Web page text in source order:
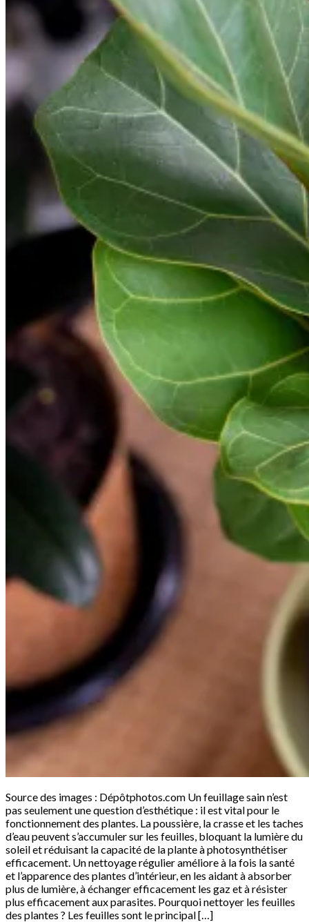
Source des images : Dépôtphotos.com Un feuillage sain n’est
pas seulement une question d’esthétique : il est vital pour le
fonctionnement des plantes. La poussière, la crasse et les taches
d’eau peuvent s’accumuler sur les feuilles, bloquant la lumière du
soleil et réduisant la capacité de la plante à photosynthétiser
efficacement. Un nettoyage régulier améliore à la fois la santé
et l’apparence des plantes d’intérieur, en les aidant à absorber
plus de lumière, à échanger efficacement les gaz et à résister
plus efficacement aux parasites. Pourquoi nettoyer les feuilles
des plantes ? Les feuilles sont le principal […]